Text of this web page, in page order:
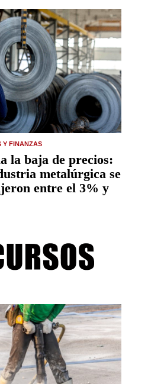
Y FINANZAS
la baja de precios:
metalúrgica se
entre el 3% y